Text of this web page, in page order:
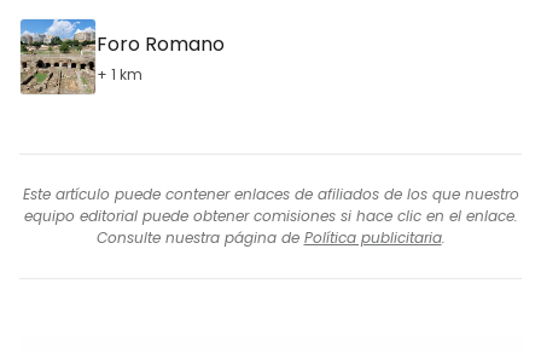
Foro Romano
+ 1 km
Este artículo puede contener enlaces de afiliados de los que nuestro
equipo editorial puede obtener comisiones si hace clic en el enlace.
Consulte nuestra página de Política publicitaria.